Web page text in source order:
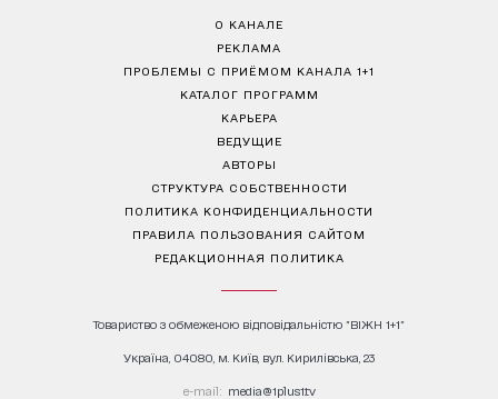
О КАНАЛЕ
РЕКЛАМА
ПРОБЛЕМЫ С ПРИЁМОМ КАНАЛА 1+1
КАТАЛОГ ПРОГРАММ
КАРЬЕРА
ВЕДУЩИЕ
АВТОРЫ
СТРУКТУРА СОБСТВЕННОСТИ
ПОЛИТИКА КОНФИДЕНЦИАЛЬНОСТИ
ПРАВИЛА ПОЛЬЗОВАНИЯ САЙТОМ
РЕДАКЦИОННАЯ ПОЛИТИКА
Товариство з обмеженою відповідальністю "ВІЖН 1+1"
Україна, 04080, м. Київ, вул. Кирилівська, 23
е-mail: media@1plus1.tv